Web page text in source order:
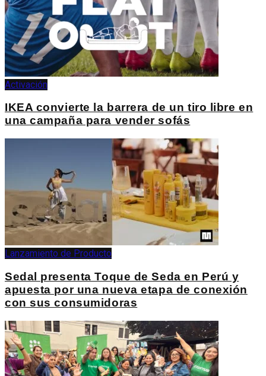
Activación
IKEA convierte la barrera de un tiro libre en
una campaña para vender sofás
Lanzamiento de Producto
Sedal presenta Toque de Seda en Perú y
apuesta por una nueva etapa de conexión
con sus consumidoras